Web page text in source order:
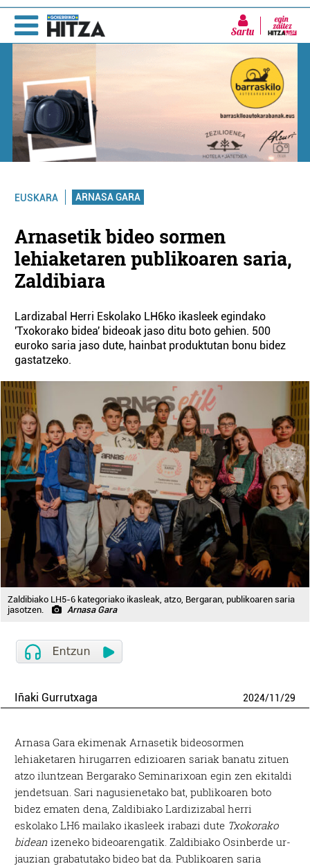
Sartu
EUSKARA ARNASA GARA
Arnasetik bideo sormen
lehiaketaren publikoaren saria,
Zaldibiara
Lardizabal Herri Eskolako LH6ko ikasleek egindako
'Txokorako bidea' bideoak jaso ditu boto gehien. 500
euroko saria jaso dute, hainbat produktutan bonu bidez
gastatzeko.
Zaldibiako LH5-6 kategoriako ikasleak, atzo, Bergaran, publikoaren saria
jasotzen.
Arnasa Gara
Iñaki Gurrutxaga 2024/11/29
Arnasa Gara ekimenak Arnasetik bideosormen
lehiaketaren hirugarren edizioaren sariak banatu zituen
atzo iluntzean Bergarako Seminarixoan egin zen ekitaldi
jendetsuan. Sari nagusienetako bat, publikoaren boto
bidez ematen dena, Zaldibiako Lardizizabal herri
eskolako LH6 mailako ikasleek irabazi dute Txokorako
bidean izeneko bideoarengatik. Zaldibiako Osinberde ur-
jauzian grabatutako bideo bat da. Publikoaren saria